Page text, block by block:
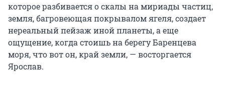
которое разбивается о скалы на мириады частиц,
земля, багровеющая покрывалом ягеля, создает
нереальный пейзаж иной планеты, а еще
ощущение, когда стоишь на берегу Баренцева
моря, что вот он, край земли, — восторгается
Ярослав.